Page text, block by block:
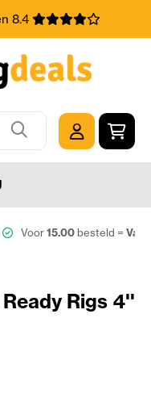
8.4
Voor15.00besteld =
Rigs 4''